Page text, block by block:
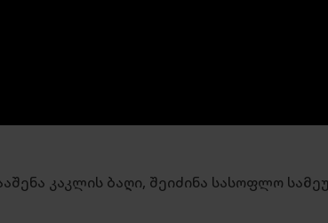
კაკლის ბაღი, შეიძინა სასოფლო